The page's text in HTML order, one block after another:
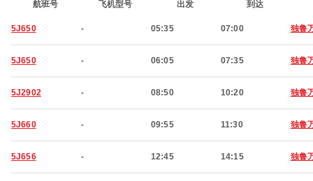
航班号 飞机型号 出发 到达
5J650 - 05:35 07:00 独鲁
5J650 - 06:05 07:35 独鲁
5J2902 - 08:50 10:20 独鲁
5J660 - 09:55 11:30 独鲁
5J656 - 12:45 14:15 独鲁